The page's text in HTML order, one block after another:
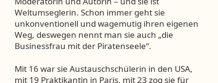
Weltumseglerin. Schon immer geht sie
unkonventionell und wagemutig ihren eigenen
Weg, deswegen nennt man sie auch „die
Businessfrau mit der Piratenseele“.
Mit 16 war sie Austauschschülerin in den USA,
mit 19 Praktikantin in Paris, mit 23 zog sie für